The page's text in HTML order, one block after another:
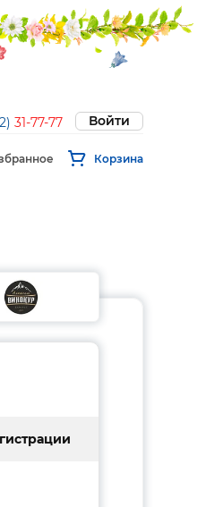
31-77-77 Войти
Корзина